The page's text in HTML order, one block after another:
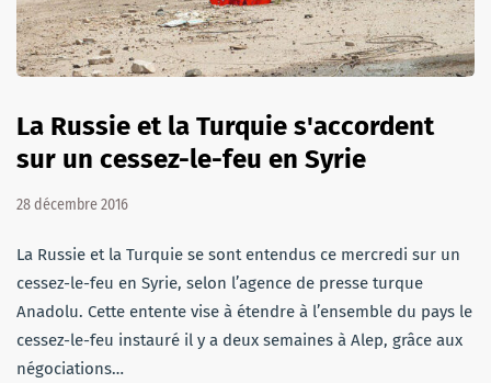
La Russie et la Turquie s'accordent
sur un cessez-le-feu en Syrie
28 décembre 2016
La Russie et la Turquie se sont entendus ce mercredi sur un
cessez-le-feu en Syrie, selon l’agence de presse turque
Anadolu. Cette entente vise à étendre à l’ensemble du pays le
cessez-le-feu instauré il y a deux semaines à Alep, grâce aux
négociations…